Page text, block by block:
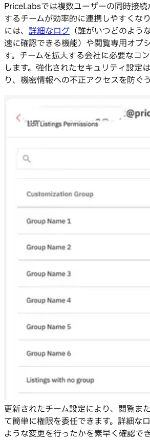
PriceLabsでは複数ユーザーの同時接
するチームが効率的に連携しやすくな
には、 詳細なログ （誰がいつどのよう
速に確認できる機能）や閲覧専用オプ
す。チームを拡大する会社に必要なコ
します。強化されたセキュリティ設定
り、機密情報への不正アクセスを防ぐ
更新されたチーム設定により、閲覧ま
て簡単に権限を委任できます。詳細な
ような変更を行ったかを素早く確認でき